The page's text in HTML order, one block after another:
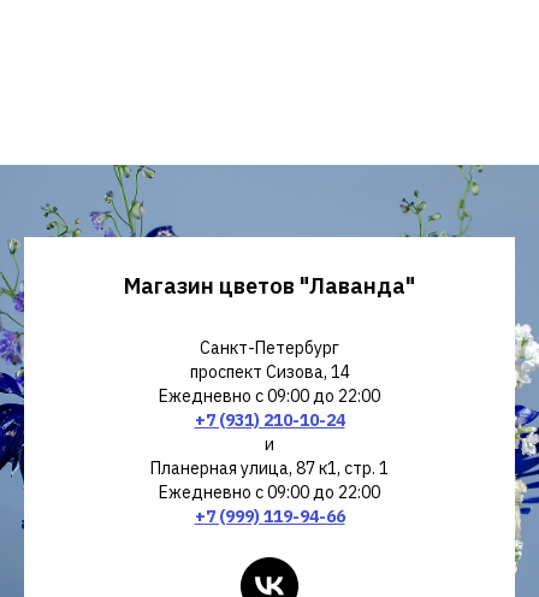
Магазин цветов "Лаванда"
Санкт-Петербург
проспект Сизова, 14
Ежедневно с 09:00 до 22:00
+7 (931) 210-10-24
и
Планерная улица, 87 к1, стр. 1
Ежедневно с 09:00 до 22:00
+7 (999) 119-94-66